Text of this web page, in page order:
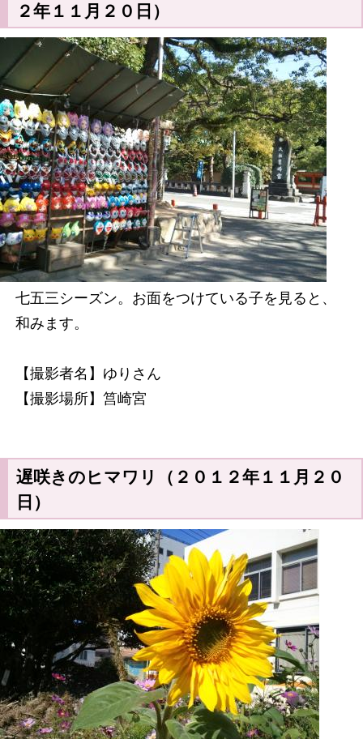
２年１１月２０日）
七五三シーズン。お面をつけている子を見ると、
和みます。
【撮影者名】ゆりさん
【撮影場所】筥崎宮
遅咲きのヒマワリ（２０１２年１１月２０
日）